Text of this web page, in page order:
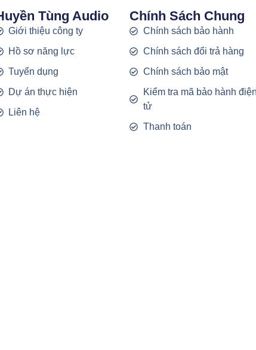
Tùng Audio
Giới thiệu công ty
Hồ sơ năng lực
Tuyển dụng
Dự án thực hiện
Liên hệ
Chính Sách Chung
Chính sách bảo hành
Chính sách đổi trả hàng
Chính sách bảo mật
Kiểm tra mã bảo hành điện
tử
Thanh toán